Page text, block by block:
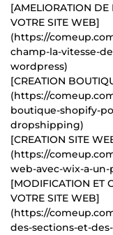
[AMELIORATION DE
VOTRE SITE WEB]
(https://
champ-la-vitesse-
wordpress)
[CREATION
(https://
boutique-shopify-
dropshipping)
[CREATION SITE
(https://
web-avec-wix-a-
[MODIFICATION ET
VOTRE SITE WEB]
(https://
des-sections-et-